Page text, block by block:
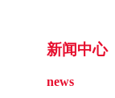
新闻中心
news